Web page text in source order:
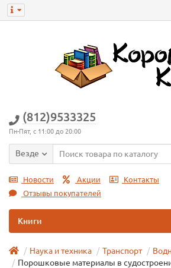
(812)9533325
Пн-Пят, с 11:00 до 20:00
Везде
Новости Акции
Контакты
Отзывы покупателей
Книги
Наука и техника Транспорт
Порошковые материалы в